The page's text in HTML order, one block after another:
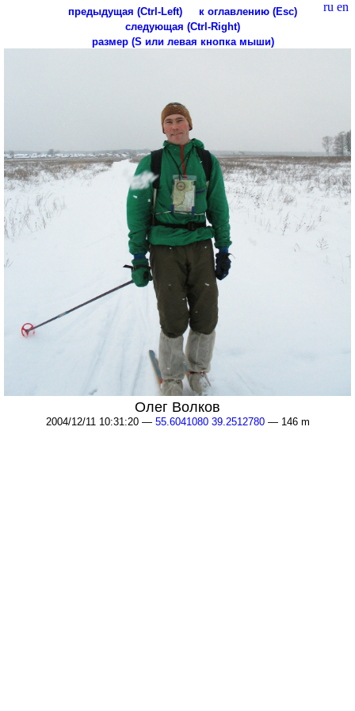
ru en
предыдущая (Ctrl-Left)
к оглавлению (Esc)
следующая (Ctrl-Right)
размер (S или левая кнопка мыши)
Олег Волков
2004/12/11 10:31:20 — 55.6041080 39.2512780— 146 m